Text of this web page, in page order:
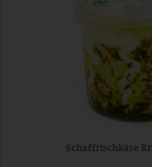
Schaffrischkäse